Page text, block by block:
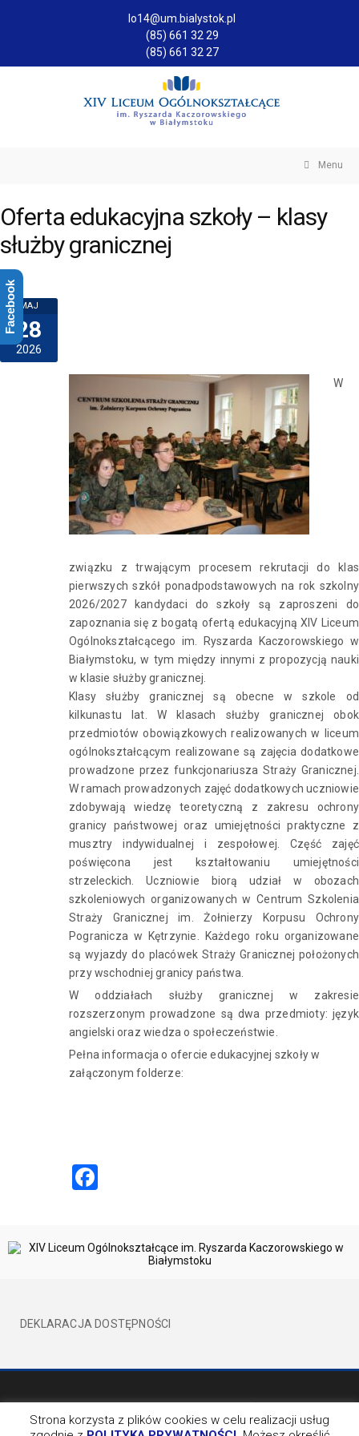
lo14@um.bialystok.pl
(85) 661 32 29
(85) 661 32 27
Menu
Oferta edukacyjna szkoły – klasy
służby granicznej
MAJ
28
2026
W
związku z trwającym procesem rekrutacji do klas
pierwszych szkół ponadpodstawowych na rok szkolny
2026/2027 kandydaci do szkoły są zaproszeni do
zapoznania się z bogatą ofertą edukacyjną XIV Liceum
Ogólnokształcącego im. Ryszarda Kaczorowskiego w
Białymstoku, w tym między innymi z propozycją nauki
w klasie służby granicznej.
Klasy służby granicznej są obecne w szkole od
kilkunastu lat. W klasach służby granicznej obok
przedmiotów obowiązkowych realizowanych w liceum
ogólnokształcącym realizowane są zajęcia dodatkowe
prowadzone przez funkcjonariusza Straży Granicznej.
W ramach prowadzonych zajęć dodatkowych uczniowie
zdobywają wiedzę teoretyczną z zakresu ochrony
granicy państwowej oraz umiejętności praktyczne z
musztry indywidualnej i zespołowej. Część zajęć
poświęcona jest kształtowaniu umiejętności
strzeleckich. Uczniowie biorą udział w obozach
szkoleniowych organizowanych w Centrum Szkolenia
Straży Granicznej im. Żołnierzy Korpusu Ochrony
Pogranicza w Kętrzynie. Każdego roku organizowane
są wyjazdy do placówek Straży Granicznej położonych
przy wschodniej granicy państwa.
W oddziałach służby granicznej w zakresie
rozszerzonym prowadzone są dwa przedmioty: język
angielski oraz wiedza o społeczeństwie.
Pełna informacja o ofercie edukacyjnej szkoły w
załączonym folderze:
DEKLARACJA DOSTĘPNOŚCI
Strona korzysta z plików cookies w celu realizacji usług
Facebook